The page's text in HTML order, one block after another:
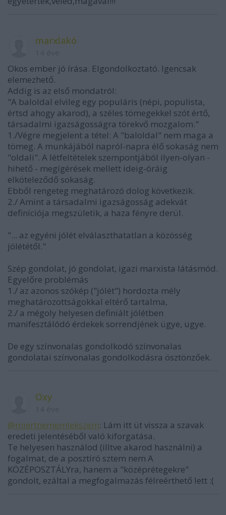
marxlakó
Okos ember jó írása. Elgondolkoztató. Igencsak
elemezhető.
Addig is az első mondatról:
"A baloldal elvileg egy populáris (népi, populista,
értsd ahogy akarod), a széles tömegekkel szót értő,
társadalmi igazságosságra törekvő mozgalom."
1./Végre megjelent a tétel: A "baloldal" nem maga a
tömeg. A munkájából napról-napra élő sokaság nem
"oldali". A létfeltételek szempontjából ilyen-olyan -
hihető - megígérések mellett ideig-óráig
elköteleződő sokaság.
Ebből rengeteg meghatározó dolog következik.
2./ Amint a társadalmi igazságosság adekvát
definíciója megszületik, a haza fényre derül.
"... az egyéni jólét elválaszthatatlan a közösség
jólététől."
Szép gondolat, jó gondolat, igazi marxista látásmód.
Egyelőre problémás
1./ az azonos szókép ("jólét") hordozta mély
meghatározottságokkal eltérő tartalma,
2./ a mégoly helyesen definiált jólétben
manifesztálódó érdekek sorrendjének ügye, ugye.
De egy színvonalas gondolkodó színvonalas
gondolatai színvonalas gondolkodásra ösztönzőek.
Oxy
@miertnememlekszem: Lám itt üt vissza a szavak
eredeti jelentéséből való kiforgatása.
Te helyesen használod (illtve akarod használni) a
fogalmat, de a posztíró sztem nem A
KÖZÉPOSZTÁLYra, hanem a "középrétegekre"
gondolt, ezáltal a megfogalmazás félreérthető lett :(